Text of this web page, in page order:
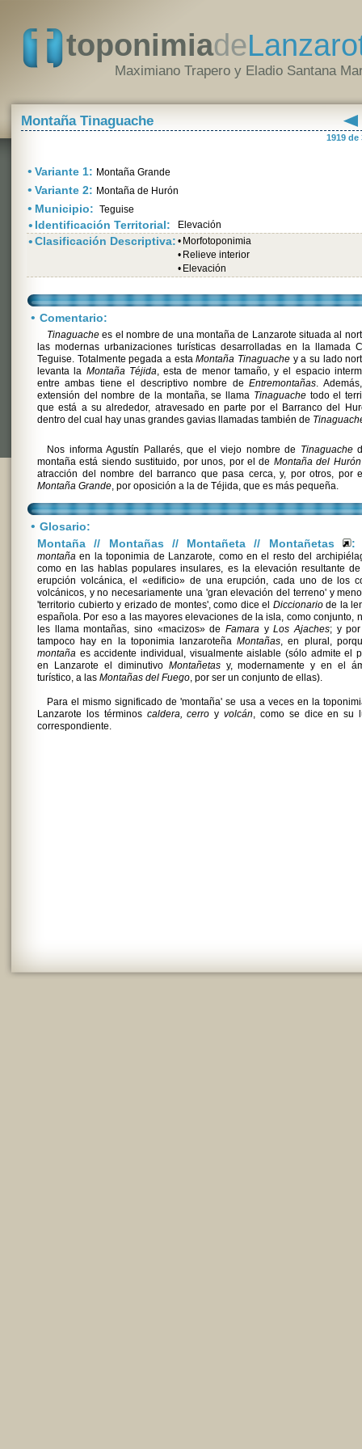
toponimiade
Maximiano Trapero y Eladio Santana
Montaña Tinaguache
1919 de
• Variante 1: Montaña Grande
• Variante 2: Montaña de Hurón
• Municipio: Teguise
• Identificación Territorial: Elevación
•Clasificación Descriptiva: • Morfotoponimia
• Relieve interior
• Elevación
• Comentario:
Tinaguache es el nombre de una montaña de Lanzarote situada al
las modernas urbanizaciones turísticas desarrolladas en la llamada
Teguise. Totalmente pegada a estaMontaña Tinaguache y a su lado
levanta la Montaña Téjida, esta de menor tamaño, y el espacio
entre ambas tiene el descriptivo nombre deEntremontañas.
extensión del nombre de la montaña, se llama Tinaguachetodo el
que está a su alrededor, atravesado en parte por el Barranco del
dentro del cual hay unas grandes gavias llamadas también de
Nos informa Agustín Pallarés, que el viejo nombre de Tinaguache
montaña está siendo sustituido, por unos, por el de Montaña del Hurón
atracción del nombre del barranco que pasa cerca, y, por otros, por
Montaña Grande, por oposición a la de Téjida, que es más pequeña.
• Glosario:
Montaña // Montañas // Montañeta // Montañetas
:
montaña en la toponimia de Lanzarote, como en el resto del
como en las hablas populares insulares, es la elevación resultante
erupción volcánica, el «edificio» de una erupción, cada uno de los
volcánicos, y no necesariamente una 'gran elevación del terreno' y
'territorio cubierto y erizado de montes', como dice el Diccionariode la
española. Por eso a las mayores elevaciones de la isla, como conjunto,
les llama montañas, sino «macizos» de Famara yLos Ajaches; y
tampoco hay en la toponimia lanzaroteñaMontañas, en plural,
montaña es accidente individual, visualmente aislable (sólo admite el
en Lanzarote el diminutivo Montañetasy, modernamente y en el
turístico, a las Montañas del Fuego, por ser un conjunto de ellas).
Para el mismo significado de 'montaña' se usa a veces en la
Lanzarote los términos caldera, cerro yvolcán, como se dice en su
correspondiente.